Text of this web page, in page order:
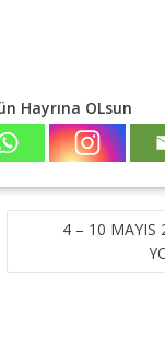
Hayrına OLsun
4 – 10 MAYIS